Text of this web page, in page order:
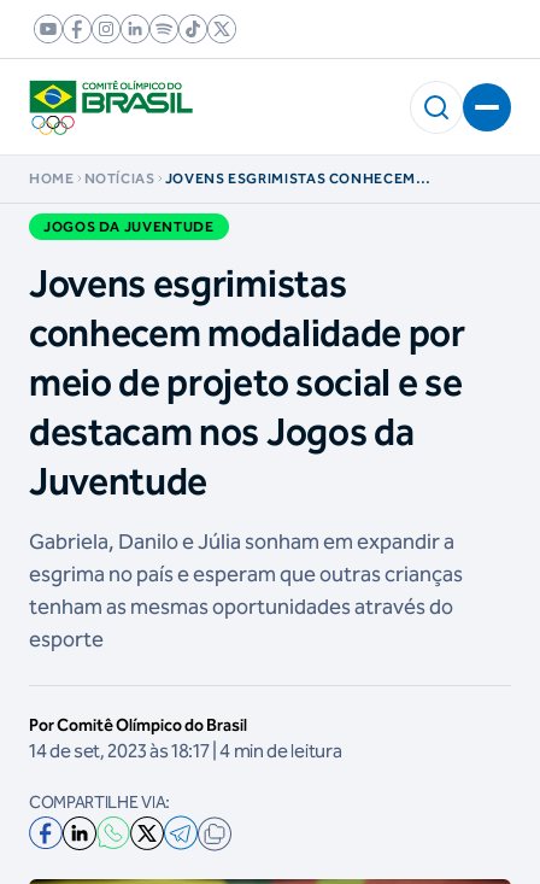
HOME NOTÍCIAS
JOVENS ESGRIMISTAS CONHECEM
SE DESTACAM NOS JOGOS DA JUVENTUDE
JOGOS DA JUVENTUDE
Jovens esgrimistas
conhecem modalidade por
meio de projeto social e se
destacam nos Jogos da
Juventude
Gabriela, Danilo e Júlia sonham em expandir a
esgrima no país e esperam que outras crianças
tenham as mesmas oportunidades através do
esporte
Por Comitê Olímpico do Brasil
14 de set, 2023 às 18:17 | 4 min de leitura
COMPARTILHE VIA: